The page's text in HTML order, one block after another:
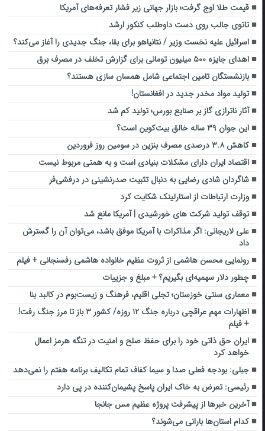
قیمت طلا اوج گرفت؛ بازار جهانی زیر فشار تعرفه‌های آمریکا
تاتوی جالب روی دست داوطلب کنکور ارشد
اسرائیل علیه نخست وزیر / نتانیاهو برای بقا، جنگ جدیدی را آغاز می‌کند؟
اهدای جایزه ۵۰۰ میلیون تومانی برای گزارش تخلف در مصرف برق
بازنشستگان تامین اجتماعی شامل همسان سازی هستند؟
تولید مواد مخدر جدید در افغانستان!
آثار ناترازی گاز بر صنایع بورس؛ تولید کم شد
این جوان ۳۹ ساله خالق بیت‌کوین است؟
کاهش ۳.۸ درصدی مصرف بنزین در سومین روز فروردین
اقتصاد ایران دارای مشکلات بنیادی است و به همتی مربوط نیست
شاگردان شادی رضایی به دنبال تثبیت صدرنشینی در درفشی‌فر
وزارت ارتباطات از استارلینک شکایت کرد
توقف تولید شرکت های خورشیدی | آمریکا مانع شد
علی لاریجانی: اگر مذاکرات با آمریکا موفق باشد، می‌توان آن را گسترش
داد
رونمایی محسن هاشمی از ثروت عظیم خانواده هاشمی رفسنجانی + فیلم
چطور دلار سهمیه‌ای بگیریم؟ + مبلغ و جزییات
معماری سنتی خوزستان؛ تجلی اقلیم، فرهنگ و زیست‌بوم در کالبد بنا
اظهارات مهم عراقچی درباره جنگ ۱۲ روزه/ کشور ۳ باز تا مرز جنگ رفت!
+ فیلم
ایران حق ذاتی خود را برای حفظ صلح و امنیت در تنگه هرمز اعمال
خواهد کرد
جبلی: بودجه فعلی صدا و سیما کفاف تمام تکالیف برنامه هفتم را نمی‌دهد
رئیسی: تعرض به خاک ایران پاسخ پشیمان‌کننده در پی دارد
آخرین خبرها از پیشرفت پروژه عظیم مس جانجا
کدام استان‌ها بارانی می‌شوند؟